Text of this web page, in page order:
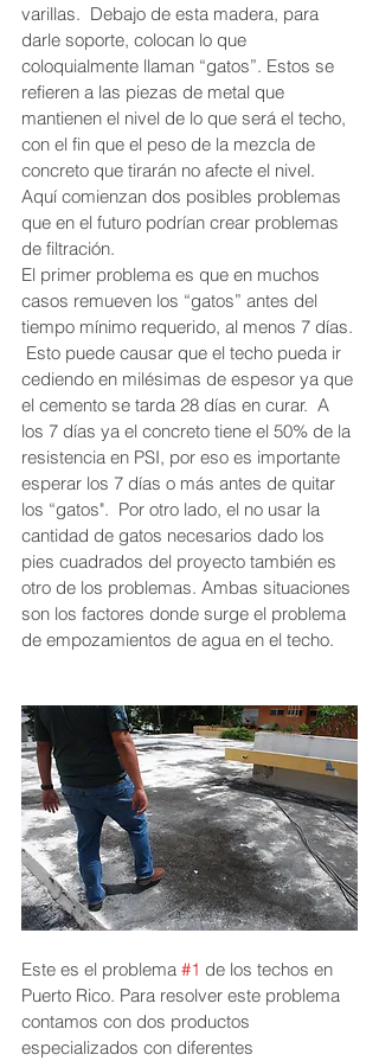
varillas.  Debajo de esta madera, para
darle soporte, colocan lo que
coloquialmente llaman “gatos”. Estos se
refieren a las piezas de metal que
mantienen el nivel de lo que será el techo,
con el fin que el peso de la mezcla de
concreto que tirarán no afecte el nivel.
Aquí comienzan dos posibles problemas
que en el futuro podrían crear problemas
de filtración.
El primer problema es que en muchos
casos remueven los “gatos” antes del
tiempo mínimo requerido, al menos 7 días.
Esto puede causar que el techo pueda ir
cediendo en milésimas de espesor ya que
el cemento se tarda 28 días en curar.  A
los 7 días ya el concreto tiene el 50% de la
resistencia en PSI, por eso es importante
esperar los 7 días o más antes de quitar
los “gatos".  Por otro lado, el no usar la
cantidad de gatos necesarios dado los
pies cuadrados del proyecto también es
otro de los problemas. Ambas situaciones
son los factores donde surge el problema
de empozamientos de agua en el techo.
Este es el problema #1 de los techos en
Puerto Rico. Para resolver este problema
contamos con dos productos
especializados con diferentes